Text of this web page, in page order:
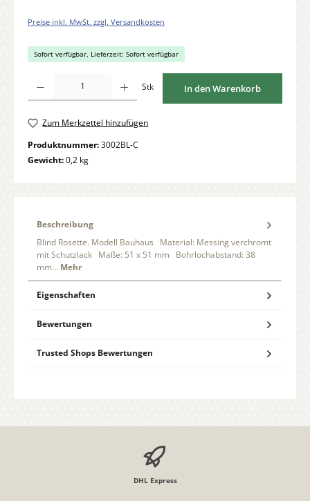
Preise inkl. MwSt. zzgl. Versandkosten
Sofort verfügbar, Lieferzeit: Sofort verfügbar
Stk In den Warenkorb
Zum Merkzettel hinzufügen
Produktnummer:3002BL-C
Gewicht:0,2 kg
Beschreibung
Blind Rosette. Modell Bauhaus Material: Messing verchromt
mit Schutzlack Maße: 51 x 51 mm Bohrlochabstand: 38
mm… Mehr
Eigenschaften
Bewertungen
Trusted Shops Bewertungen
DHL Express